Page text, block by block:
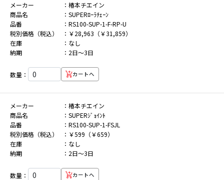
メーカー
椿本チエイン
商品名
SUPERﾛｰﾗﾁｪｰﾝ
品番
RS100-SUP-1-F-RP-U
税別価格（税込）
￥28,963（￥31,859）
在庫
なし
納期
2日～3日
数量： カートへ
メーカー
椿本チエイン
商品名
SUPERｼﾞｮｲﾝﾄ
品番
RS100-SUP-1-FSJL
税別価格（税込）
￥599（￥659）
在庫
なし
納期
2日～3日
数量： カートへ